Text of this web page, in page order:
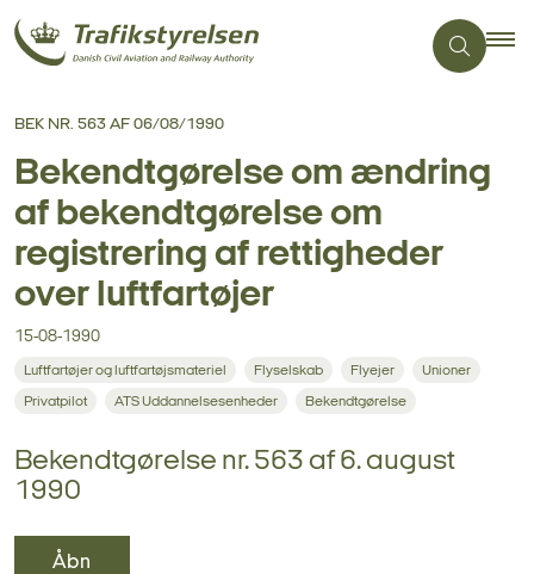
BEK NR. 563 AF 06/08/1990
Bekendtgørelse om ændring
af bekendtgørelse om
registrering af rettigheder
over luftfartøjer
15-08-1990
Luftfartøjer og luftfartøjsmateriel Flyselskab Flyejer Unioner
Privatpilot ATS Uddannelsesenheder Bekendtgørelse
Bekendtgørelse nr. 563 af 6. august
1990
Åbn